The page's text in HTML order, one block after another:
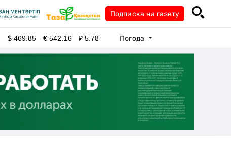
Подписка на газету
$469.85 €542.16 ₽5.78 Погода